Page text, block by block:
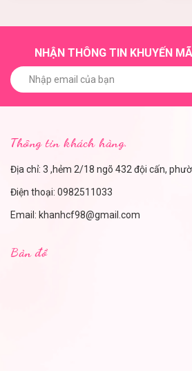
NHẬN THÔNG TIN KHUYẾN
Thông tin khách hàng.
Địa chỉ: 3 ,hẻm 2/18 ngõ 432 đội cấn,
Điện thoại: 0982511033
Email: khanhcf98@gmail.com
Bản đồ